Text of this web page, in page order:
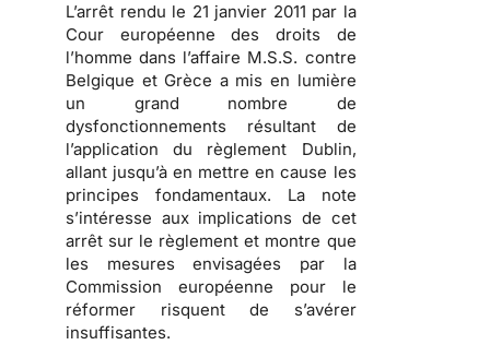
L’arrêt rendu le 21 janvier 2011 par la
Cour européenne des droits de
l’homme dans l’affaire M.S.S. contre
Belgique et Grèce a mis en lumière
un grand nombre de
dysfonctionnements résultant de
l’application du règlement Dublin,
allant jusqu’à en mettre en cause les
principes fondamentaux. La note
s’intéresse aux implications de cet
arrêt sur le règlement et montre que
les mesures envisagées par la
Commission européenne pour le
réformer risquent de s’avérer
insuffisantes.